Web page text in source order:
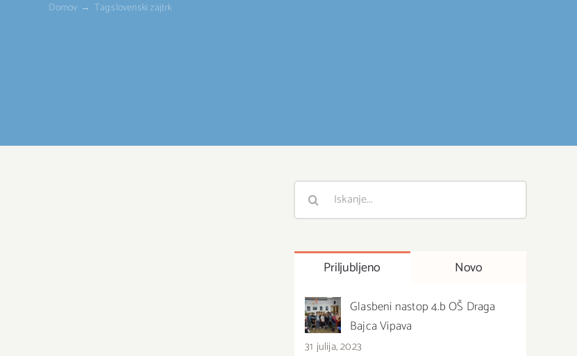
Domov Tag:slovenski zajtrk
Išči
Priljubljeno Novo
Glasbeni nastop 4.b OŠ Draga
Bajca Vipava
31 julija, 2023